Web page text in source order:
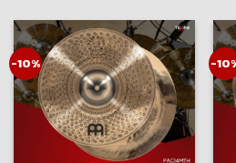
-10% -